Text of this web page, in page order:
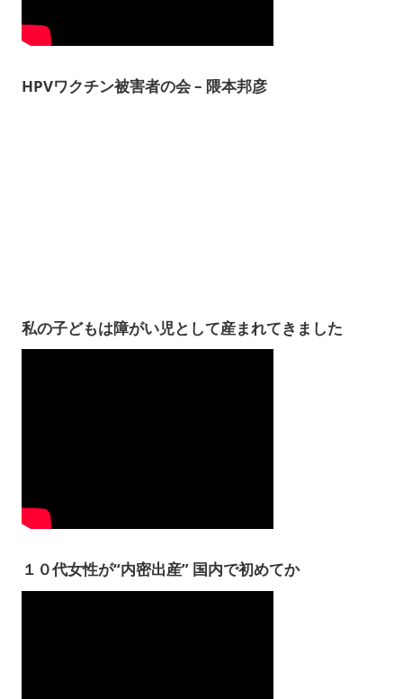
HPVワクチン被害者の会 – 隈本邦彦
私の子どもは障がい児として産まれてきました
１０代女性が“内密出産” 国内で初めてか